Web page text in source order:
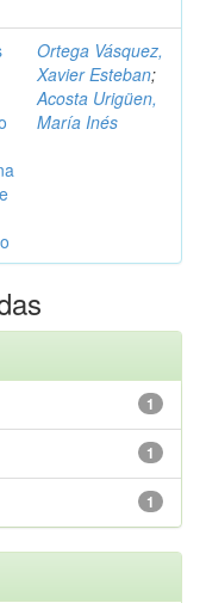
Ortega Vásquez,
Xavier Esteban;
Acosta Urigüen,
María Inés
1
1
1